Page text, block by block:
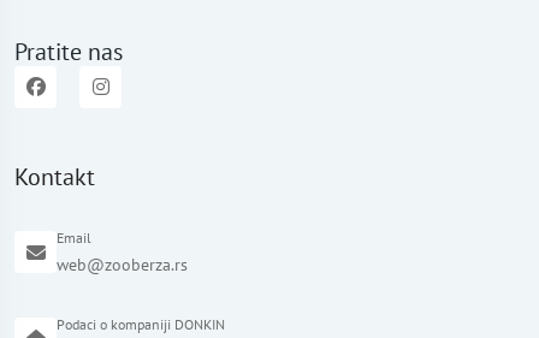
Pratite nas
Kontakt
Email
web@zooberza.rs
Podaci o kompaniji DONKIN